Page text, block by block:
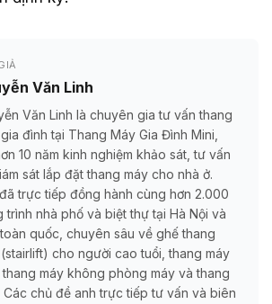
Văn Linh
Văn Linh là chuyên gia tư vấn thang
đình tại Thang Máy Gia Đình Mini,
10 năm kinh nghiệm khảo sát, tư vấn
sát lắp đặt thang máy cho nhà ở.
trực tiếp đồng hành cùng hơn 2.000
trình nhà phố và biệt thự tại Hà Nội và
quốc, chuyên sâu về ghế thang
cho người cao tuổi, thang máy
thang máy không phòng máy và thang
Các chủ đề anh trực tiếp tư vấn và biên